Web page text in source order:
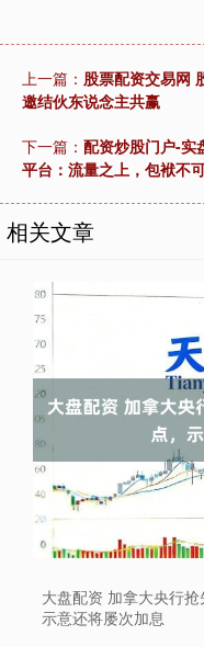
上一篇： 股票配资交易网
邀结伙东说念主共赢
下一篇： 配资炒股门户-实
平台：流量之上，包袱不
相关文章
大盘配资 加拿大央行
示意还将屡次加息